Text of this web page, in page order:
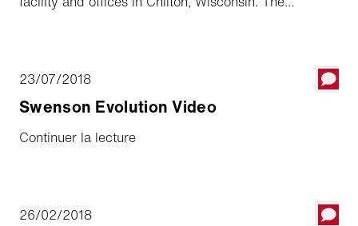
23/07/2018
Swenson Evolution Video
Continuer la lecture
26/02/2018